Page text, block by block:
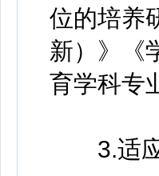
位的培养
新）》《
育学科专
3.适应